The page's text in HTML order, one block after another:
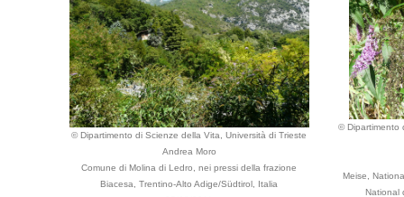
© Dipartimento di Scienze della Vita, Università di Trieste
Andrea Moro
Comune di Molina di Ledro, nei pressi della frazione
Biacesa, Trentino-Alto Adige/Südtirol, Italia
© Dipartimento
Meise,
National